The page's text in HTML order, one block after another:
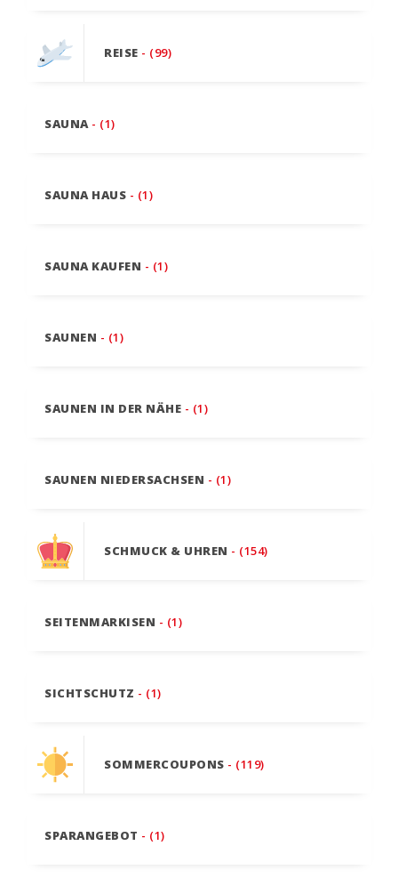
REISE - (99)
SAUNA - (1)
SAUNA HAUS - (1)
SAUNA KAUFEN - (1)
SAUNEN - (1)
SAUNEN IN DER NÄHE - (1)
SAUNEN NIEDERSACHSEN - (1)
SCHMUCK & UHREN - (154)
SEITENMARKISEN - (1)
SICHTSCHUTZ - (1)
SOMMERCOUPONS - (119)
SPARANGEBOT - (1)